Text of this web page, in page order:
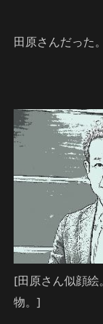
田原さんだった。
[田原さん似顔絵
物。]